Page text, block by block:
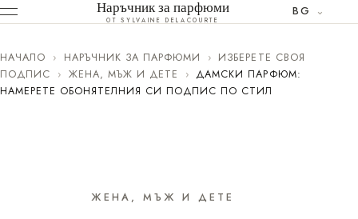
Наръчник за парфюми
ОТ SYLVAINE DELACOURTE
BG
НАЧАЛО › НАРЪЧНИК ЗА ПАРФЮМИ › ИЗБЕРЕТЕ СВОЯ
ПОДПИС
› ЖЕНА, МЪЖ И ДЕТЕ › ДАМСКИ ПАРФЮМ:
НАМЕРЕТЕ ОБОНЯТЕЛНИЯ СИ ПОДПИС ПО СТИЛ
ЖЕНА, МЪЖ И ДЕТЕ